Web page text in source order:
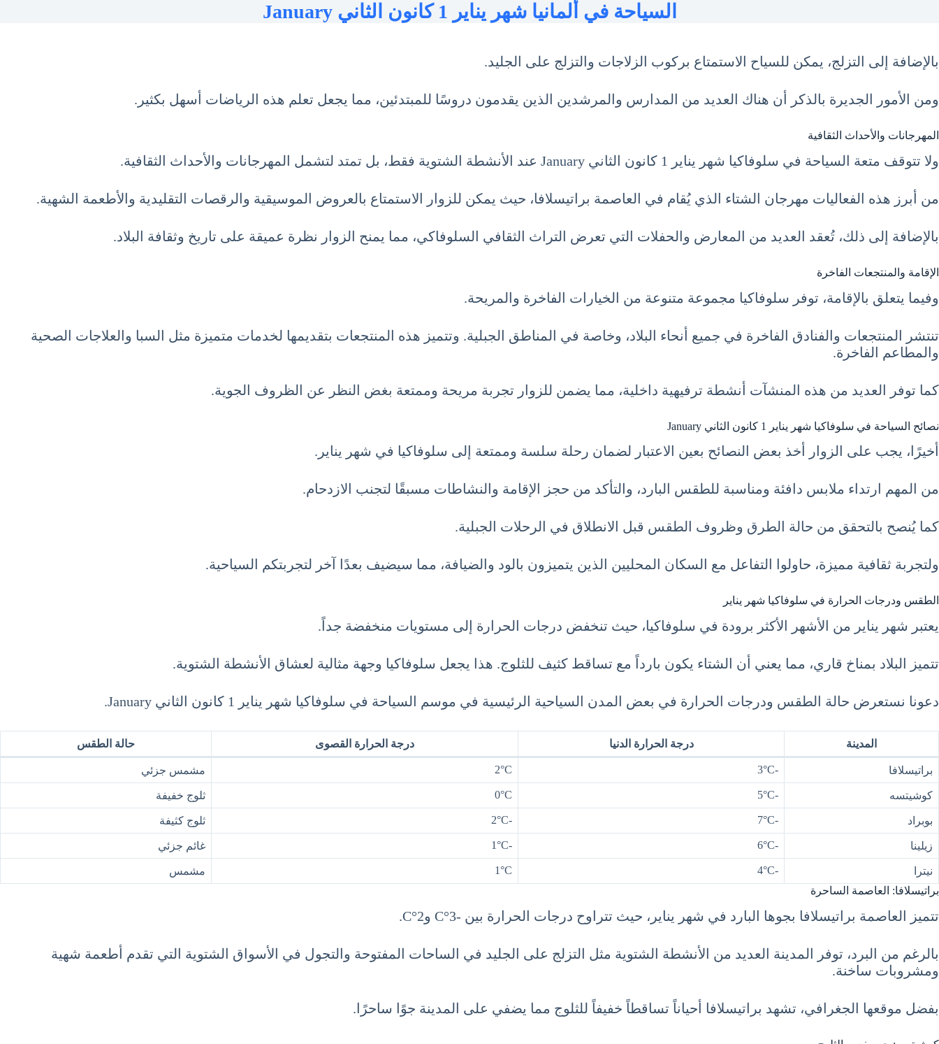
السياحة في ألمانيا شهر يناير 1 كانون الثاني January
بالإضافة إلى التزلج، يمكن للسياح الاستمتاع بركوب الزلاجات والتزلج على الجليد.
ومن الأمور الجديرة بالذكر أن هناك العديد من المدارس والمرشدين الذين يقدمون دروسًا للمبتدئين، مما يجعل تعلم هذه الرياضات أسهل بكثير.
المهرجانات والأحداث الثقافية
ولا تتوقف متعة السياحة في سلوفاكيا شهر يناير 1 كانون الثاني January عند الأنشطة الشتوية فقط، بل تمتد لتشمل المهرجانات والأحداث الثقافية.
من أبرز هذه الفعاليات مهرجان الشتاء الذي يُقام في العاصمة براتيسلافا، حيث يمكن للزوار الاستمتاع بالعروض الموسيقية والرقصات التقليدية والأطعمة الشهية.
بالإضافة إلى ذلك، تُعقد العديد من المعارض والحفلات التي تعرض التراث الثقافي السلوفاكي، مما يمنح الزوار نظرة عميقة على تاريخ وثقافة البلاد.
الإقامة والمنتجعات الفاخرة
وفيما يتعلق بالإقامة، توفر سلوفاكيا مجموعة متنوعة من الخيارات الفاخرة والمريحة.
تنتشر المنتجعات والفنادق الفاخرة في جميع أنحاء البلاد، وخاصة في المناطق الجبلية. وتتميز هذه المنتجعات بتقديمها لخدمات متميزة مثل السبا والعلاجات الصحية
والمطاعم الفاخرة.
كما توفر العديد من هذه المنشآت أنشطة ترفيهية داخلية، مما يضمن للزوار تجربة مريحة وممتعة بغض النظر عن الظروف الجوية.
نصائح السياحة في سلوفاكيا شهر يناير 1 كانون الثاني January
أخيرًا، يجب على الزوار أخذ بعض النصائح بعين الاعتبار لضمان رحلة سلسة وممتعة إلى سلوفاكيا في شهر يناير.
من المهم ارتداء ملابس دافئة ومناسبة للطقس البارد، والتأكد من حجز الإقامة والنشاطات مسبقًا لتجنب الازدحام.
كما يُنصح بالتحقق من حالة الطرق وظروف الطقس قبل الانطلاق في الرحلات الجبلية.
ولتجربة ثقافية مميزة، حاولوا التفاعل مع السكان المحليين الذين يتميزون بالود والضيافة، مما سيضيف بعدًا آخر لتجربتكم السياحية.
الطقس ودرجات الحرارة في سلوفاكيا شهر يناير
يعتبر شهر يناير من الأشهر الأكثر برودة في سلوفاكيا، حيث تنخفض درجات الحرارة إلى مستويات منخفضة جداً.
تتميز البلاد بمناخ قاري، مما يعني أن الشتاء يكون بارداً مع تساقط كثيف للثلوج. هذا يجعل سلوفاكيا وجهة مثالية لعشاق الأنشطة الشتوية.
دعونا نستعرض حالة الطقس ودرجات الحرارة في بعض المدن السياحية الرئيسية في موسم السياحة في سلوفاكيا شهر يناير 1 كانون الثاني January.
المدينة درجة الحرارة الدنيا درجة الحرارة القصوى حالة الطقس
براتيسلافا -3°C
2°C مشمس جزئي
كوشيتسه -5°C
0°C ثلوج خفيفة
بوبراد -7°C
-2°C ثلوج كثيفة
زيلينا -6°C
-1°C غائم جزئي
نيترا -4°C
1°C
مشمس
براتيسلافا: العاصمة الساحرة
تتميز العاصمة براتيسلافا بجوها البارد في شهر يناير، حيث تتراوح درجات الحرارة بين -3°C و2°C.
بالرغم من البرد، توفر المدينة العديد من الأنشطة الشتوية مثل التزلج على الجليد في الساحات المفتوحة والتجول في الأسواق الشتوية التي تقدم أطعمة شهية
ومشروبات ساخنة.
بفضل موقعها الجغرافي، تشهد براتيسلافا أحياناً تساقطاً خفيفاً للثلوج مما يضفي على المدينة جوًا ساحرًا.